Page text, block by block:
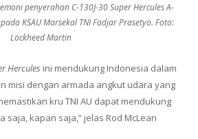
penyerahan C-130J-30 Super Hercules A-
KSAU Marsekal TNI Fadjar Prasetyo. Foto:
Lockheed Martin
Hercules ini mendukung Indonesia dalam
misi dengan armada angkut udara yang
kru TNI AU dapat mendukung
saja, kapan saja,” jelas Rod McLean